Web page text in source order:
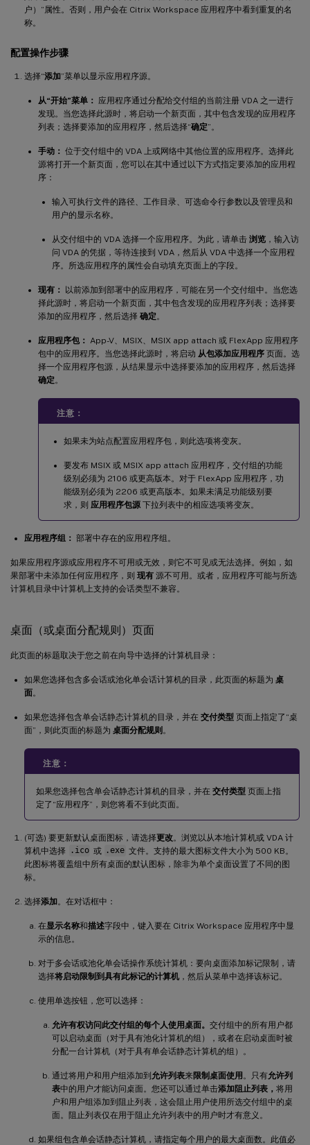
户）”属性。否则，用户会在 Citrix Workspace 应用程序中看到重复的名
称。
配置操作步骤
选择“添加”菜单以显示应用程序源。
从“开始”菜单：
应用程序通过分配给交付组的当前注册 VDA 之一进行
发现。当您选择此源时，将启动一个新页面，其中包含发现的应用程序
列表；选择要添加的应用程序，然后选择“确定”。
手动： 位于交付组中的 VDA 上或网络中其他位置的应用程序。选择此
源将打开一个新页面，您可以在其中通过以下方式指定要添加的应用程
序：
输入可执行文件的路径、工作目录、可选命令行参数以及管理员和
用户的显示名称。
从交付组中的 VDA 选择一个应用程序。为此，请单击 浏览 ，输入访
问 VDA 的凭据，等待连接到 VDA，然后从 VDA 中选择一个应用程
序。所选应用程序的属性会自动填充页面上的字段。
现有：
以前添加到部署中的应用程序，可能在另一个交付组中。当您选
择此源时，将启动一个新页面，其中包含发现的应用程序列表；选择要
添加的应用程序，然后选择 确定 。
应用程序包：
App-V、MSIX、MSIX app attach 或 FlexApp 应用程序
包中的应用程序。当您选择此源时，将启动 从包添加应用程序 页面。选
择一个应用程序包源，从结果显示中选择要添加的应用程序，然后选择
确定 。
注意：
如果未为站点配置应用程序包，则此选项将变灰。
要发布 MSIX 或 MSIX app attach 应用程序，交付组的功能
级别必须为 2106 或更高版本。对于 FlexApp 应用程序，功
能级别必须为 2206 或更高版本。如果未满足功能级别要
求，则 应用程序包源 下拉列表中的相应选项将变灰。
应用程序组： 部署中存在的应用程序组。
如果应用程序源或应用程序不可用或无效，则它不可见或无法选择。例如，如
果部署中未添加任何应用程序，则 现有 源不可用。或者，应用程序可能与所选
计算机目录中计算机上支持的会话类型不兼容。
桌面（或桌面分配规则）页面
此页面的标题取决于您之前在向导中选择的计算机目录：
如果您选择包含多会话或池化单会话计算机的目录，此页面的标题为 桌
面。
如果您选择包含单会话静态计算机的目录，并在 交付类型 页面上指定了“桌
面”，则此页面的标题为 桌面分配规则 。
注意：
如果您选择包含单会话静态计算机的目录，并在 交付类型 页面上指
定了“应用程序”，则您将看不到此页面。
(可选) 要更新默认桌面图标，请选择更改。浏览以从本地计算机或 VDA 计
算机中选择
.ico 或 .exe 文件。支持的最大图标文件大小为 500 KB。
此图标将覆盖组中所有桌面的默认图标，除非为单个桌面设置了不同的图
标。
选择添加。在对话框中：
在显示名称和描述字段中，键入要在 Citrix Workspace 应用程序中显
示的信息。
对于多会话或池化单会话操作系统计算机：要向桌面添加标记限制，请
选择将启动限制到具有此标记的计算机 ，然后从菜单中选择该标记。
使用单选按钮，您可以选择：
允许有权访问此交付组的每个人使用桌面。 交付组中的所有用户都
可以启动桌面（对于具有池化计算机的组），或者在启动桌面时被
分配一台计算机（对于具有单会话静态计算机的组）。
通过将用户和用户组添加到允许列表来限制桌面使用 。只有允许列
表中的用户才能访问桌面。您还可以通过单击添加阻止列表， 将用
户和用户组添加到阻止列表，这会阻止用户使用所选交付组中的桌
面。阻止列表仅在用于阻止允许列表中的用户时才有意义。
如果组包含单会话静态计算机，请指定每个用户的最大桌面数。此值必